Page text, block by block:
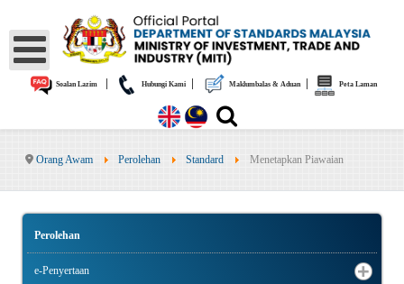
Soalan Lazim| Hubungi Kami| Maklumbalas & Aduan| Peta Laman
Orang Awam Perolehan Standard Menetapkan Piawaian
Perolehan
e-Penyertaan